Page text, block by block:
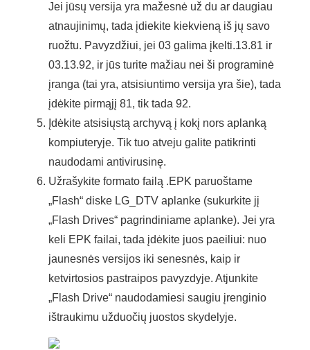
Jei jūsų versija yra mažesnė už du ar daugiau
atnaujinimų, tada įdiekite kiekvieną iš jų savo
ruožtu. Pavyzdžiui, jei 03 galima įkelti.13.81 ir
03.13.92, ir jūs turite mažiau nei ši programinė
įranga (tai yra, atsisiuntimo versija yra šie), tada
įdėkite pirmąjį 81, tik tada 92.
Įdėkite atsisiųstą archyvą į kokį nors aplanką
kompiuteryje. Tik tuo atveju galite patikrinti
naudodami antivirusinę.
Užrašykite formato failą .EPK paruoštame
„Flash“ diske LG_DTV aplanke (sukurkite jį
„Flash Drives“ pagrindiniame aplanke). Jei yra
keli EPK failai, tada įdėkite juos paeiliui: nuo
jaunesnės versijos iki senesnės, kaip ir
ketvirtosios pastraipos pavyzdyje. Atjunkite
„Flash Drive“ naudodamiesi saugiu įrenginio
ištraukimu užduočių juostos skydelyje.